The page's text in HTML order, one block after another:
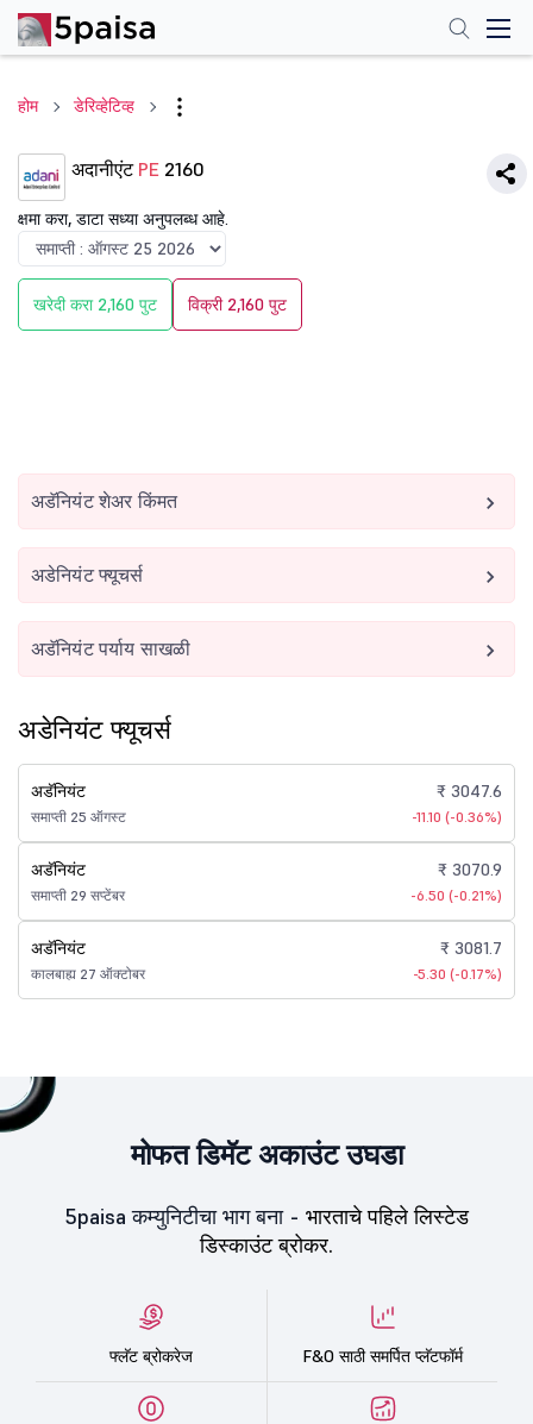
होम डेरिव्हेटिव्ह
अदानीएंट PE 2160
क्षमा करा, डाटा सध्या अनुपलब्ध आहे.
खरेदी करा 2,160 पुट विक्री 2,160 पुट
अडॅनियंट शेअर किंमत
अडेनियंट फ्यूचर्स
अडॅनियंट पर्याय साखळी
अडेनियंट फ्यूचर्स
अडॅनियंट
समाप्ती 25 ऑगस्ट
₹ 3047.6
-11.10 (-0.36%)
अडॅनियंट
समाप्ती 29 सप्टेंबर
₹ 3070.9
-6.50 (-0.21%)
अडॅनियंट
कालबाह्य 27 ऑक्टोबर
₹ 3081.7
-5.30 (-0.17%)
मोफत डिमॅट अकाउंट उघडा
5paisa कम्युनिटीचा भाग बना - भारताचे पहिले लिस्टेड
डिस्काउंट ब्रोकर.
फ्लॅट ब्रोकरेज F&O साठी समर्पित प्लॅटफॉर्म